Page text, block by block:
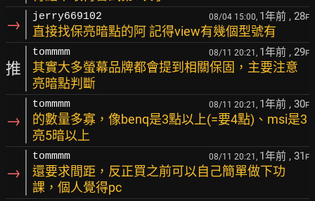
→ jerry669102 08/04 15:00, 1年前 , 28F
直接找保亮暗點的阿 記得view有幾個型號有
推
tommmm 08/11 20:21, 1年前 , 29F
其實大多螢幕品牌都會提到相關保固，主要注意
亮暗點判斷
→
tommmm 08/11 20:21, 1年前 , 30F
的數量多寡，像benq是3點以上(=要4點)、msi是3
亮5暗以上
→
tommmm 08/11 20:21, 1年前 , 31 F
還要求間距，反正買之前可以自己簡單做下功
課，個人覺得pc